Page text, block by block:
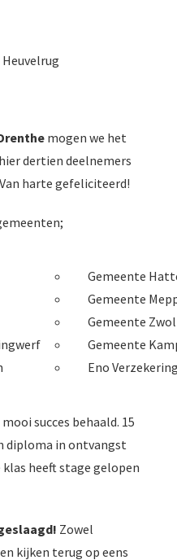
mogen we het
dertien deelnemers
harte gefeliciteerd!
Gemeente
Gemeente
Gemeente
Gemeente
Eno
succes behaald. 15
diploma in ontvangst
heeft stage gelopen
Zowel
kijken terug op eens